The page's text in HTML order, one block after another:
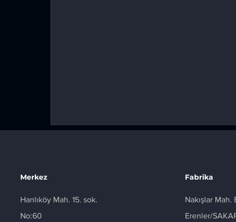
Merkez
Hanlıköy Mah. 15. sok.
No:60
Fabrika
Nakışlar
Erenler/